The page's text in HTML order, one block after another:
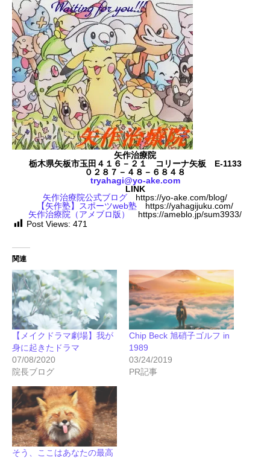
矢作治療院
栃木県矢板市玉田４１６－２１ コリーナ矢板 E-1133
０２８７－４８－６８４８
tryahagi@yo-ake.com
LINK
矢作治療院公式ブログ https://yo-ake.com/blog/
【矢作塾】スポーツweb塾 https://yahagijuku.com/
矢作治療院（アメブロ版）
https://ameblo.jp/sum3933/
Post Views: 471
関連
【メイクドラマ劇場】我が
身に起きたドラマ
07/08/2020
院長ブログ
Chip Beck 旭硝子ゴルフ in
1989
03/24/2019
PR記事
そう、ここはあなたの最高